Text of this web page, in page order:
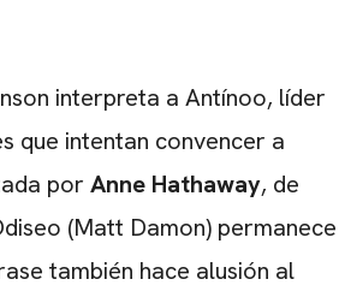
interpreta a Antínoo, líder
que intentan convencer a
por Anne Hathaway, de
(Matt Damon) permanece
también hace alusión al